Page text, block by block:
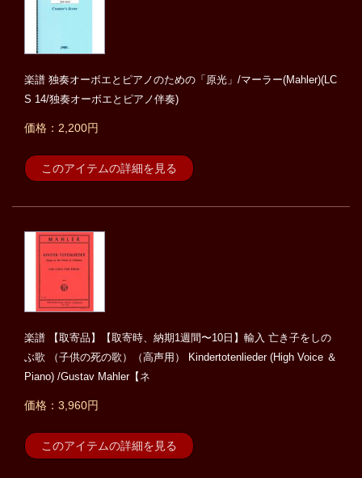
楽譜 独奏オーボエとピアノのための「原光」/マーラー(Mahler)(LC
S 14/独奏オーボエとピアノ伴奏)
価格：2,200円
このアイテムの詳細を見る
楽譜 【取寄品】【取寄時、納期1週間〜10日】輸入 亡き子をしの
ぶ歌 （子供の死の歌）（高声用） Kindertotenlieder (High Voice ＆
Piano) /Gustav Mahler【ネ
価格：3,960円
このアイテムの詳細を見る